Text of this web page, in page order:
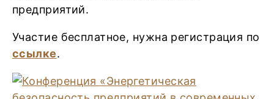
предприятий.
Участие бесплатное, нужна регистрация по
ссылке.